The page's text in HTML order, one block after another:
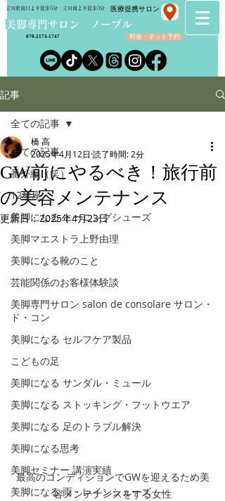
​美脚専門サロン ノーブル
立川駅南口より徒歩5分・立川南より徒歩3分
料金・ネット予約
070-2173-1747
​医療提携サロン
記事
全ての記事
番外編（笑）
12星座
美脚になる トーニングシューズ
美脚マエストラ上野由理
美脚になる靴のこと
芸能関係のお客様体験談
美脚専門サロン salon de consolare サロン・
ド・コン
美脚になる セルフケア製品
こどもの足
美脚になる サンダル・ミュール
美脚になる ストッキング・フットウエア
美脚になる 足のトラブル解決
美脚になる思考
美脚セミナー 講演実績
美脚になる 雨・レインシューズ
全ての記事
GW前にやるべき！旅行前
の美容メンテナンス
橋 高
2025年4月12日 読了時間: 2分
更新日：2025年4月23日
最高のコンディションでGWを迎えるため美
容メンテナンスをする女性